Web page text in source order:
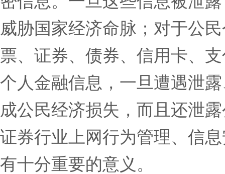
威胁国家经济命脉；对于公
票、证券、债券、信用卡、
个人金融信息，一旦遭遇泄
成公民经济损失，而且还泄
证券行业上网行为管理、信
有十分重要的意义。